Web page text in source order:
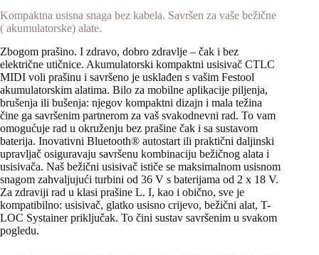
Kompaktna usisna snaga bez kabela. Savršen za vaše bežične
( akumulatorske) alate.
Zbogom prašino. I zdravo, dobro zdravlje – čak i bez
električne utičnice. Akumulatorski kompaktni usisivač CTLC
MIDI voli prašinu i savršeno je usklađen s vašim Festool
akumulatorskim alatima. Bilo za mobilne aplikacije piljenja,
brušenja ili bušenja: njegov kompaktni dizajn i mala težina
čine ga savršenim partnerom za vaš svakodnevni rad. To vam
omogućuje rad u okruženju bez prašine čak i sa sustavom
baterija. Inovativni Bluetooth® autostart ili praktični daljinski
upravljač osiguravaju savršenu kombinaciju bežičnog alata i
usisivača. Naš bežični usisivač ističe se maksimalnom usisnom
snagom zahvaljujući turbini od 36 V s baterijama od 2 x 18 V.
Za zdraviji rad u klasi prašine L. I, kao i obično, sve je
kompatibilno: usisivač, glatko usisno crijevo, bežični alat, T-
LOC Systainer priključak. To čini sustav savršenim u svakom
pogledu.